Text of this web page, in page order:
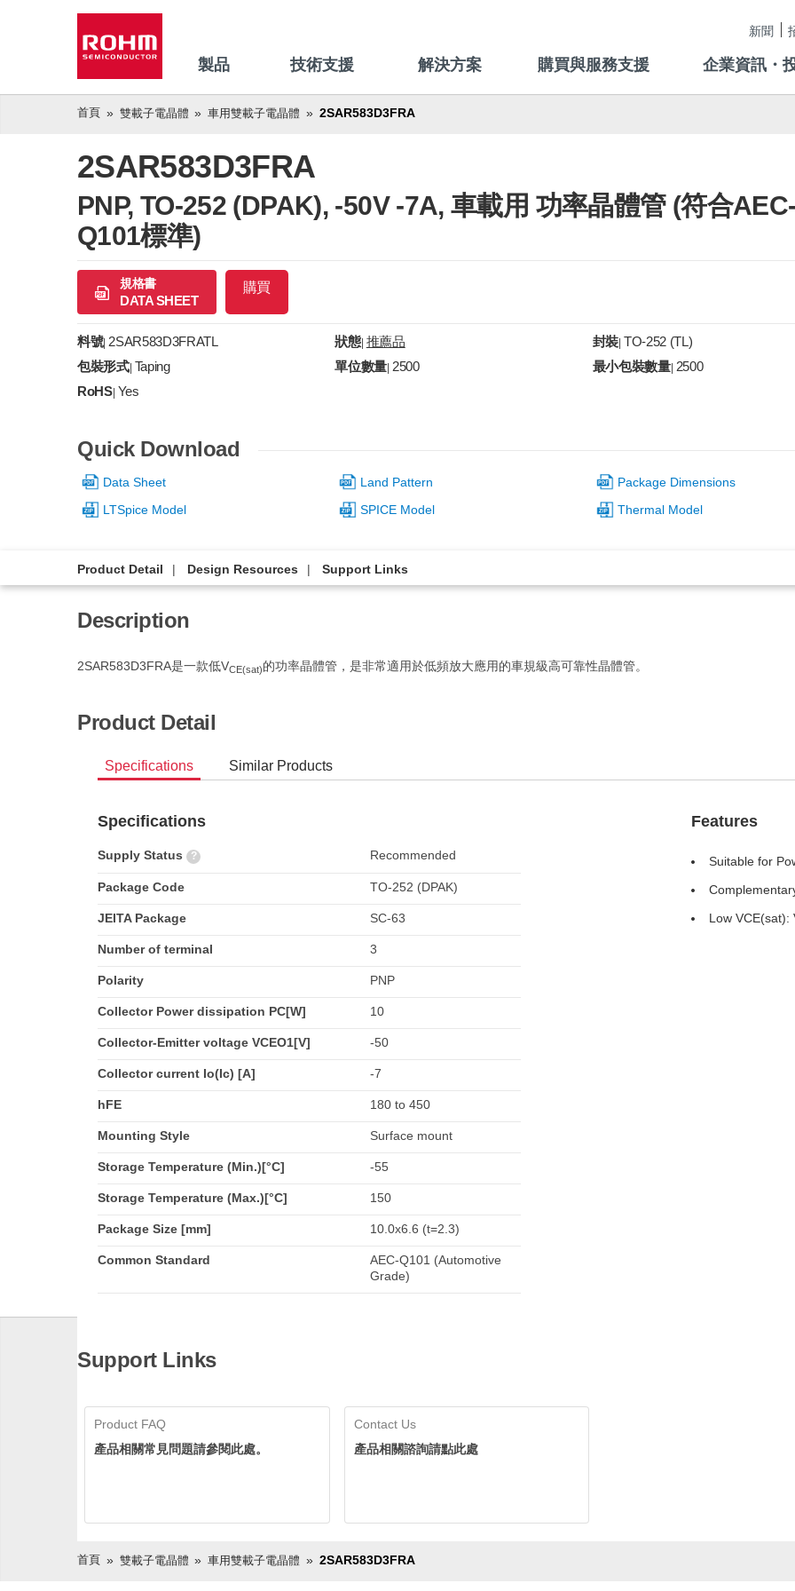
新聞
製品 技術支援 解決方案 購買與服務支援 企業資訊・
首頁 雙載子電晶體 車用雙載子電晶體 2SAR583D3FRA
2SAR583D3FRA
PNP, TO-252 (DPAK), -50V -7A, 車載用 功率晶體管 (符合
Q101標準)
規格書
DATA SHEET
購買
料號|2SAR583D3FRATL 狀態| 推薦品 封裝 TO-252 (TL)
包裝形式| Taping 單位數量 |2500 最小包裝數量| 2500
RoHS| Yes
Quick Download
Data Sheet Land Pattern
Package Dimensions
LTSpice Model
SPICE Model Thermal Model
Product Detail Design Resources Support Links
Description
2SAR583D3FRA是一款低VCE(sat)的功率晶體管，是非常適用於低頻放大應用的車規級高可靠性晶體管。
Product Detail
Specifications Similar Products
Specifications
Supply Status ? Recommended
Package Code TO-252 (DPAK)
JEITA Package SC-63
Number of terminal 3
Polarity PNP
Collector Power dissipation PC[W] 10
Collector-Emitter voltage VCEO1[V] -50
Collector current Io(Ic) [A] -7
hFE 180 to 450
Mounting Style Surface mount
Storage Temperature (Min.)[°C] -55
Storage Temperature (Max.)[°C] 150
Package Size [mm] 10.0x6.6 (t=2.3)
Common Standard
AEC-Q101 (Automotive
Grade)
Features
Suitable for
Low VCE(sat):
Support Links
Product FAQ
產品相關常見問題請參閱此處。
Contact Us
產品相關諮詢請點此處
首頁 雙載子電晶體 車用雙載子電晶體 2SAR583D3FRA